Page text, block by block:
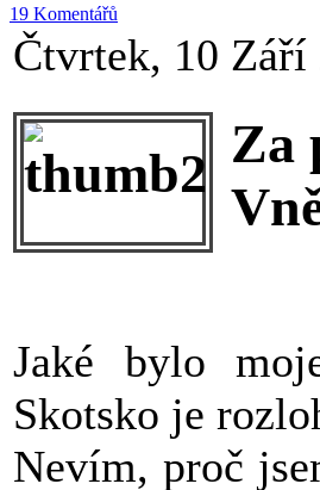
19 Komentářů
Čtvrtek, 10 Září
Za
Jaké bylo
Skotsko je
Nevím, proč